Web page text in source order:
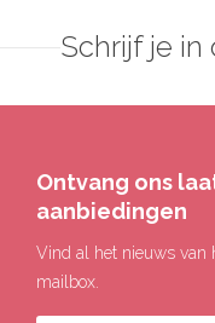
Schrijf je
Ontvang ons
aanbiedingen
Vind al het nieuws van
mailbox.